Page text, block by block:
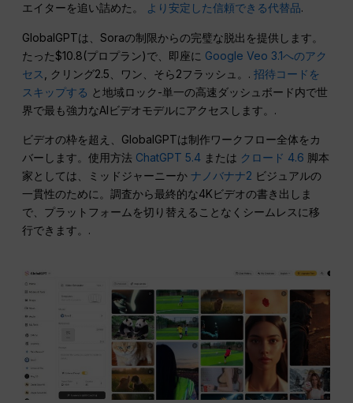
エイターを追い詰めた。 より安定した信頼できる代替品.
GlobalGPTは、Soraの制限からの完璧な脱出を提供します。
たった$10.8(プロプラン)で、即座に Google Veo 3.1へのアク
セス
, クリング2.5、ワン、そら2フラッシュ。.招待コードを
スキップする と地域ロック-単一の高速ダッシュボード内で世
界で最も強力なAIビデオモデルにアクセスします。.
ビデオの枠を超え、GlobalGPTは制作ワークフロー全体をカ
バーします。使用方法 ChatGPT 5.4 または クロード 4.6 脚本
家としては、ミッドジャーニーかナノバナナ2 ビジュアルの
一貫性のために。調査から最終的な4Kビデオの書き出しま
で、プラットフォームを切り替えることなくシームレスに移
行できます。.